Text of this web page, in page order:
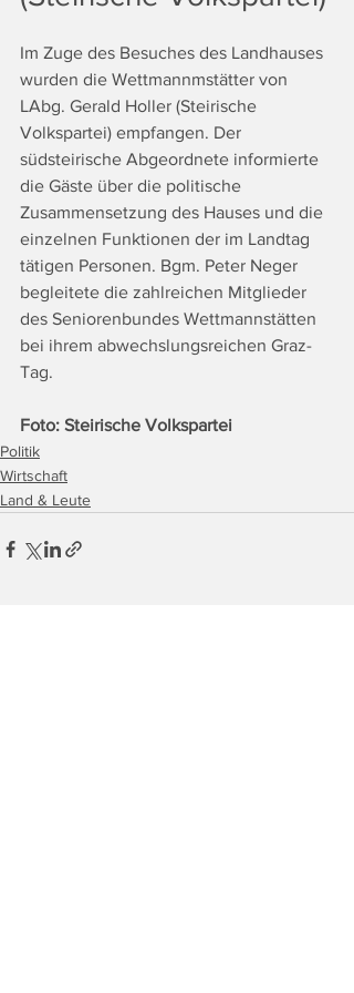
Im Zuge des Besuches des Landhauses
wurden die Wettmannmstätter von
LAbg. Gerald Holler (Steirische
Volkspartei) empfangen. Der
südsteirische Abgeordnete informierte
die Gäste über die politische
Zusammensetzung des Hauses und die
einzelnen Funktionen der im Landtag
tätigen Personen. Bgm. Peter Neger
begleitete die zahlreichen Mitglieder
des Seniorenbundes Wettmannstätten
bei ihrem abwechslungsreichen Graz-
Tag.
Foto: Steirische Volkspartei
Politik
Wirtschaft
Land & Leute